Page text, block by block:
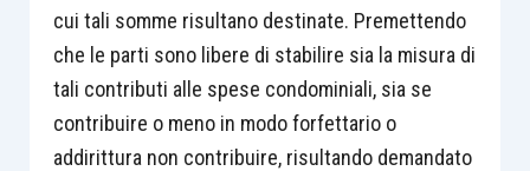
cui tali somme risultano destinate. Premettendo
che le parti sono libere di stabilire sia la misura di
tali contributi alle spese condominiali, sia se
contribuire o meno in modo forfettario o
addirittura non contribuire, risultando demandato